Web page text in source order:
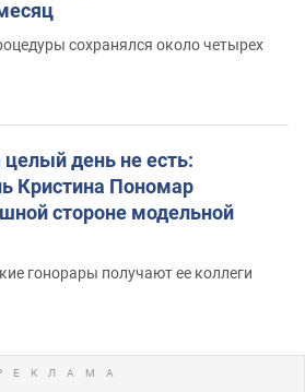
сохранялся около четырех
день не есть:
Кристина Пономар
стороне модельной
гонорары получают ее коллеги